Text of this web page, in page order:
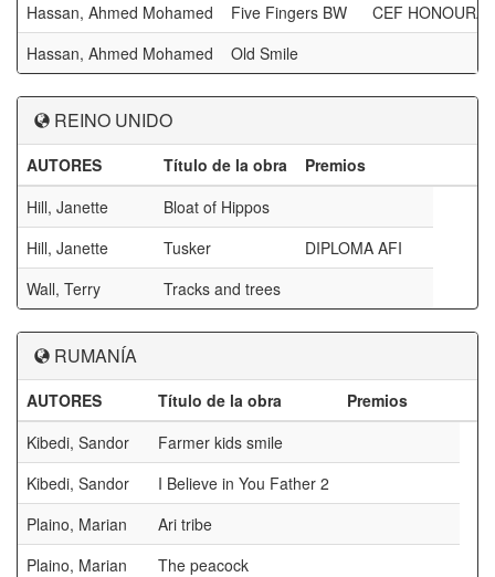
Hassan, Ahmed Mohamed
Five Fingers BW
CEF
Hassan, Ahmed Mohamed
Old Smile
REINO UNIDO
AUTORES Título de la obra
Premios
Hill, Janette
Bloat of Hippos
Hill, Janette
Tusker
DIPLOMA AFI
Wall, Terry
Tracks and trees
RUMANÍA
AUTORES Título de la obra
Premios
Kibedi, Sandor
Farmer kids smile
Kibedi, Sandor
I Believe in You Father 2
Plaino, Marian
Ari tribe
Plaino, Marian
The peacock